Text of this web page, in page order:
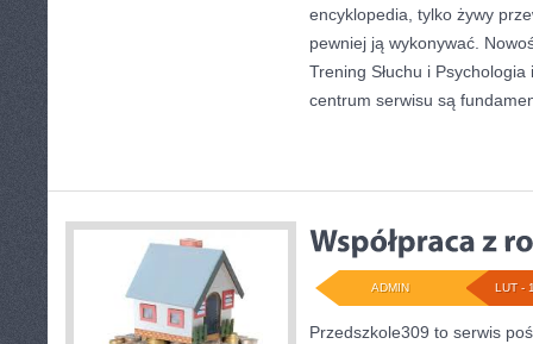
encyklopedia, tylko żywy
pewniej ją wykonywać.
Trening Słuchu i
centrum serwisu są
LUT -
ADMIN
Przedszkole309 to serwis